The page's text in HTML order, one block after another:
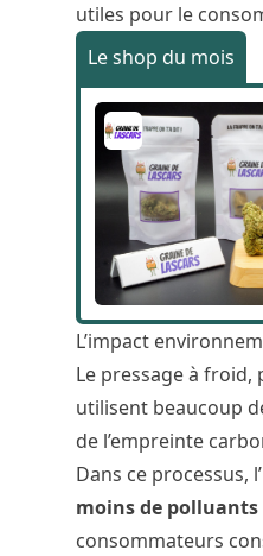
utiles pour le
Le shop du mois
L’impact
Le pressage à froid,
utilisent beaucoup
de l’empreinte
Dans ce processus,
moins de polluants
consommateurs